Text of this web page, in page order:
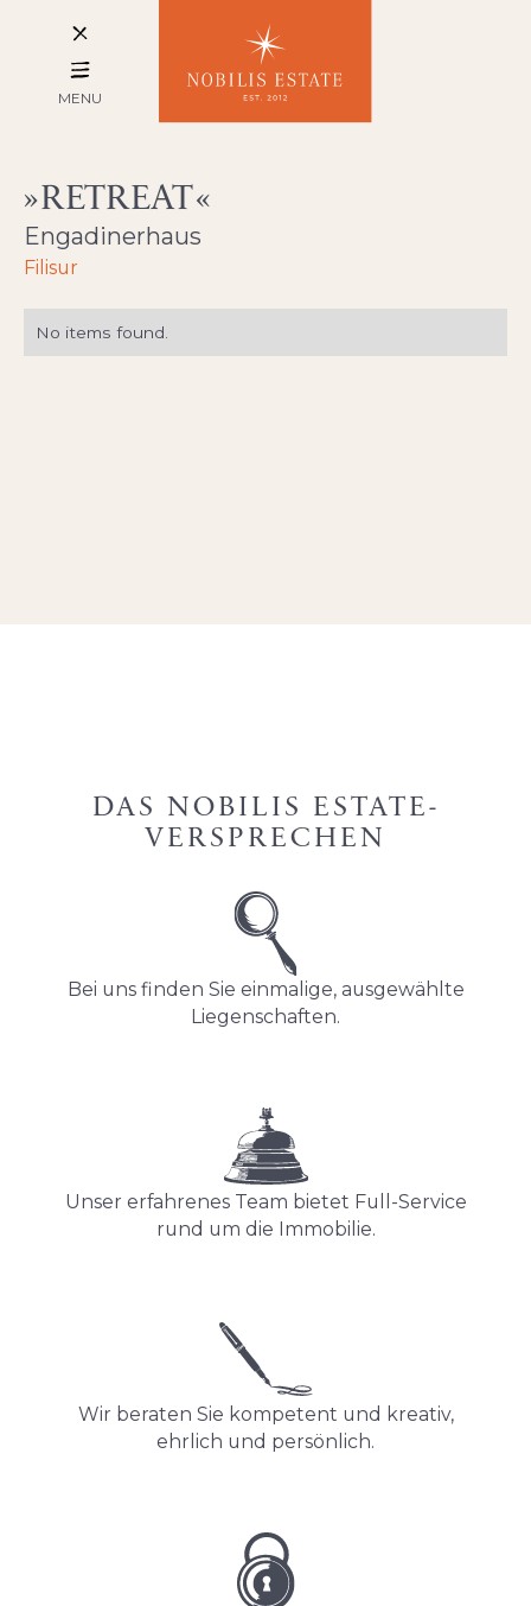
MENU
RETREAT
Engadinerhaus
Filisur
No items found.
DAS NOBILIS ESTATE-
VERSPRECHEN
Bei uns finden Sie einmalige, ausgewählte
Liegenschaften.
Unser erfahrenes Team bietet Full-Service
rund um die Immobilie.
Wir beraten Sie kompetent und kreativ,
ehrlich und persönlich.